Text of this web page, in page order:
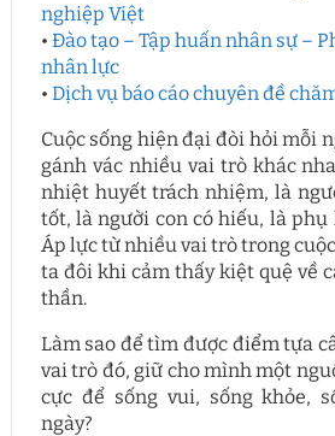
nghiệp Việt
• Đào tạo – Tập huấn nhân sự –
nhân lực
• Dịch vụ báo cáo chuyên đề
Cuộc sống hiện đại đòi hỏi mỗi
gánh vác nhiều vai trò khác
nhiệt huyết trách nhiệm, là
tốt, là người con có hiếu, là phụ
Áp lực từ nhiều vai trò trong
ta đôi khi cảm thấy kiệt quệ về
thần.
Làm sao để tìm được điểm tựa
vai trò đó, giữ cho mình một
cực để sống vui, sống khỏe,
ngày?